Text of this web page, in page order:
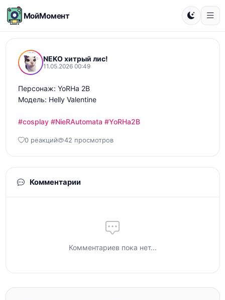
МойМомент
NEKO хитрый лис!
11.05.2026 00:49
Персонаж: YoRHa 2B
Модель: Helly Valentine
#cosplay #NieRAutomata #YoRHa2B
0 реакций 42 просмотров
Комментарии
Комментариев пока нет...